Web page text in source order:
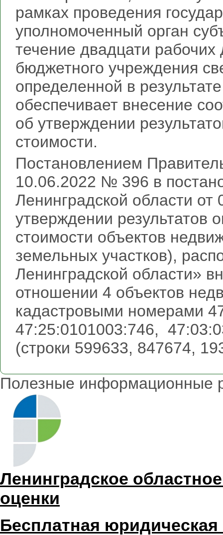
рамках проведения
уполномоченный орган
течение двадцати
бюджетного учреждения
определенной в
обеспечивает внесение
об утверждении
стоимости.
Постановлением
10.06.2022 № 396 в
Ленинградской области
утверждении результатов
стоимости объектов
земельных участков),
Ленинградской области»
отношении 4 объектов
кадастровыми номерами
47:25:0101003:746,
(строки 599633, 847674,
Полезные информационные
Ленинградское
оценки
Бесплатная